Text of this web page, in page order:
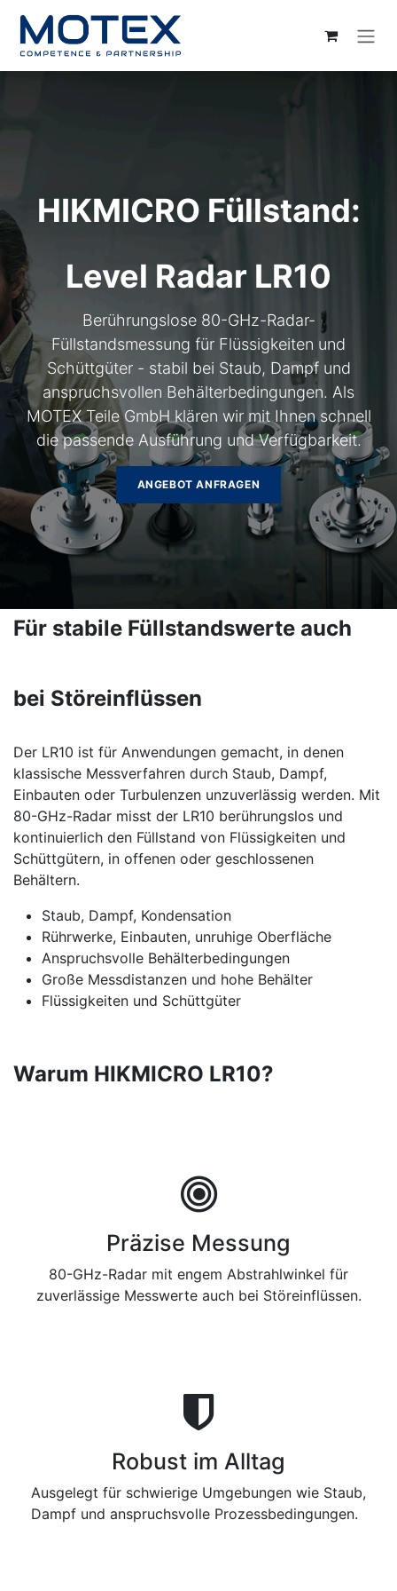
HIKMICRO Füllstand:
Level Radar LR10
Berührungslose 80-GHz-Radar-
Füllstandsmessung für Flüssigkeiten und
Schüttgüter - stabil bei Staub, Dampf und
anspruchsvollen Behälterbedingungen. Als
MOTEX Teile GmbH klären wir mit Ihnen schnell
die passende Ausführung und Verfügbarkeit.
ANGEBOT ANFRAGEN
Für stabile Füllstandswerte auch
bei Störeinflüssen
Der LR10 ist für Anwendungen gemacht, in denen
klassische Messverfahren durch Staub, Dampf,
Einbauten oder Turbulenzen unzuverlässig werden. Mit
80-GHz-Radar misst der LR10 berührungslos und
kontinuierlich den Füllstand von Flüssigkeiten und
Schüttgütern, in offenen oder geschlossenen
Behältern.
Staub, Dampf, Kondensation
Rührwerke, Einbauten, unruhige Oberfläche
Anspruchsvolle Behälterbedingungen
Große Messdistanzen und hohe Behälter
Flüssigkeiten und Schüttgüter
Warum HIKMICRO LR10?
Präzise Messung
80-GHz-Radar mit engem Abstrahlwinkel für
zuverlässige Messwerte auch bei Störeinflüssen.
Robust im Alltag
Ausgelegt für schwierige Umgebungen wie Staub,
Dampf und anspruchsvolle Prozessbedingungen.